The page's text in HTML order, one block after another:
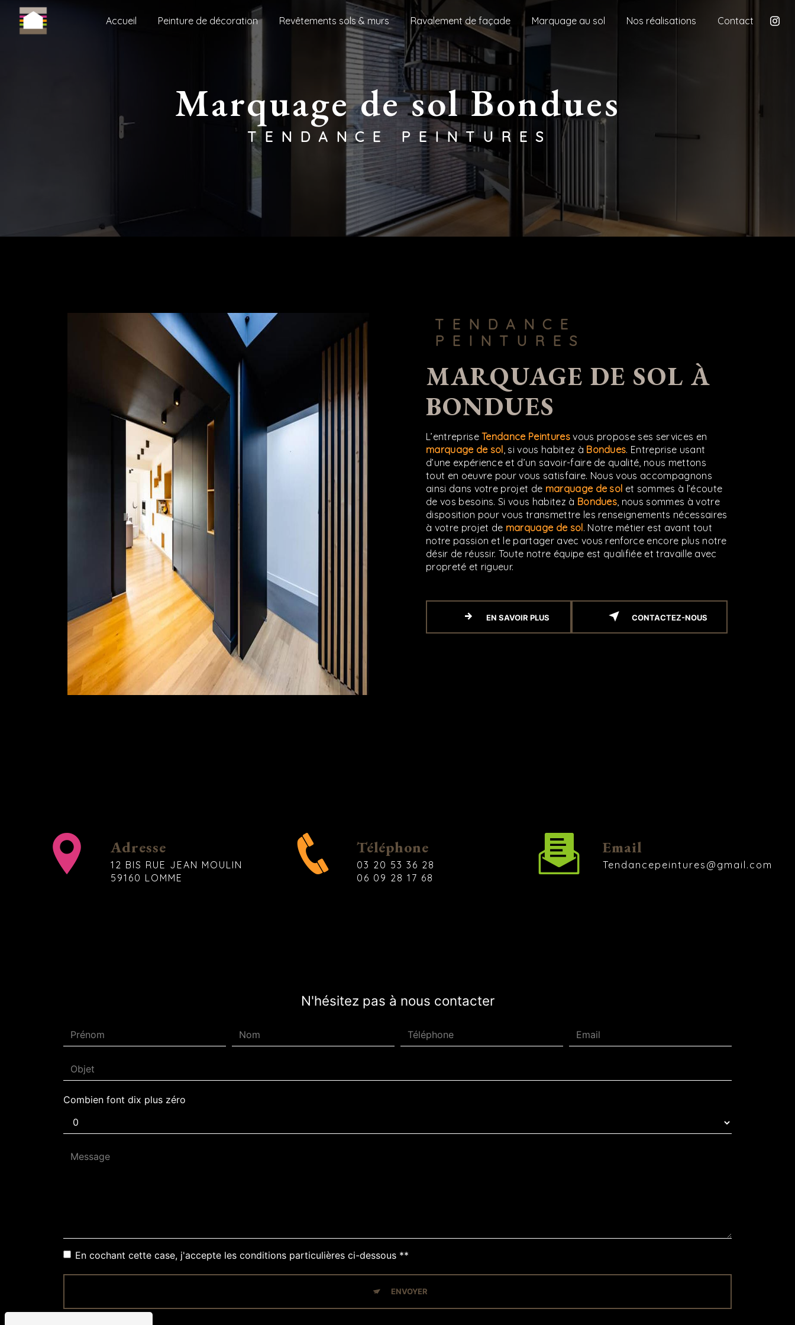
Accueil Peinture de décoration Revêtements sols & murs Ravalement de façade Marquage au sol Nos réalisations Contact
marquage de sol Bondues
TENDANCE PEINTURES
TENDANCE
PEINTURES
MARQUAGE DE SOL À
BONDUES
L’entrepriseTendance Peinturesvous propose ses services en
marquage de sol , si vous habitez à Bondues. Entreprise usant
d’une expérience et d’un savoir-faire de qualité, nous mettons
tout en oeuvre pour vous satisfaire. Nous vous accompagnons
ainsi dans votre projet de marquage de sol et sommes à l’écoute
de vos besoins. Si vous habitez à Bondues , nous sommes à votre
disposition pour vous transmettre les renseignements nécessaires
à votre projet de marquage de sol. Notre métier est avant tout
notre passion et le partager avec vous renforce encore plus notre
désir de réussir. Toute notre équipe est qualifiée et travaille avec
propreté et rigueur.
EN SAVOIR PLUS CONTACTEZ-NOUS
Adresse
12 BIS RUE JEAN MOULIN
59160 LOMME
Téléphone
03 20 53 36 28
06 09 28 17 68
Email
tendancepeintures@gmail.com
N'hésitez pas à nous contacter
Combien font dix plus zéro
En cochant cette case, j'accepte les conditions particulières ci-dessous **
ENVOYER
Panneau de gestion des cookies